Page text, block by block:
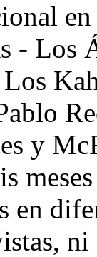
-
y
en